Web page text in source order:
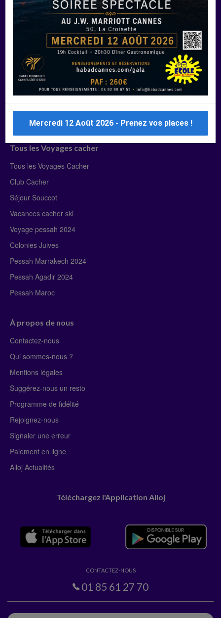
Manger Cacher
Liste des restaurants cacher
Restaurants cacher à Paris
Restaurants cacher à Deauville
Restaurants cacher à Lyon
Restaurants cacher à Marseille
Restaurants cacher Dubaï
Tous les Voyages cacher
Tous les Voyages Cacher
Club Cacher
Séjour Souccot
Vacances cacher ski
Voyage pessah 2024
Colonies Juives
Pessah Marrakech 2024
Pessah Agadir 2024
Pessah Maroc
À propos de nous
Contactez-nous
Qui sommes-nous ?
Mentions légales
Suggérez-nous un resto
Programme de fidélité
Rejoignez-nous
Signaler une erreur
Paiement en ligne
Alloj Actualités
Téléchargez l'Application Alloj
CONTACTEZ-NOUS
01 85 61 27 70
Mercredi 12 Août 2026 - Prenez vos places !